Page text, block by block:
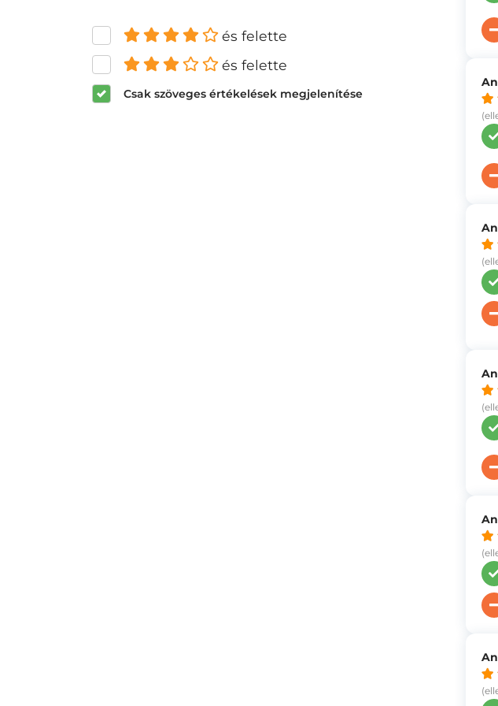
és felette
és felette
Csak szöveges értékelések megjelenítése